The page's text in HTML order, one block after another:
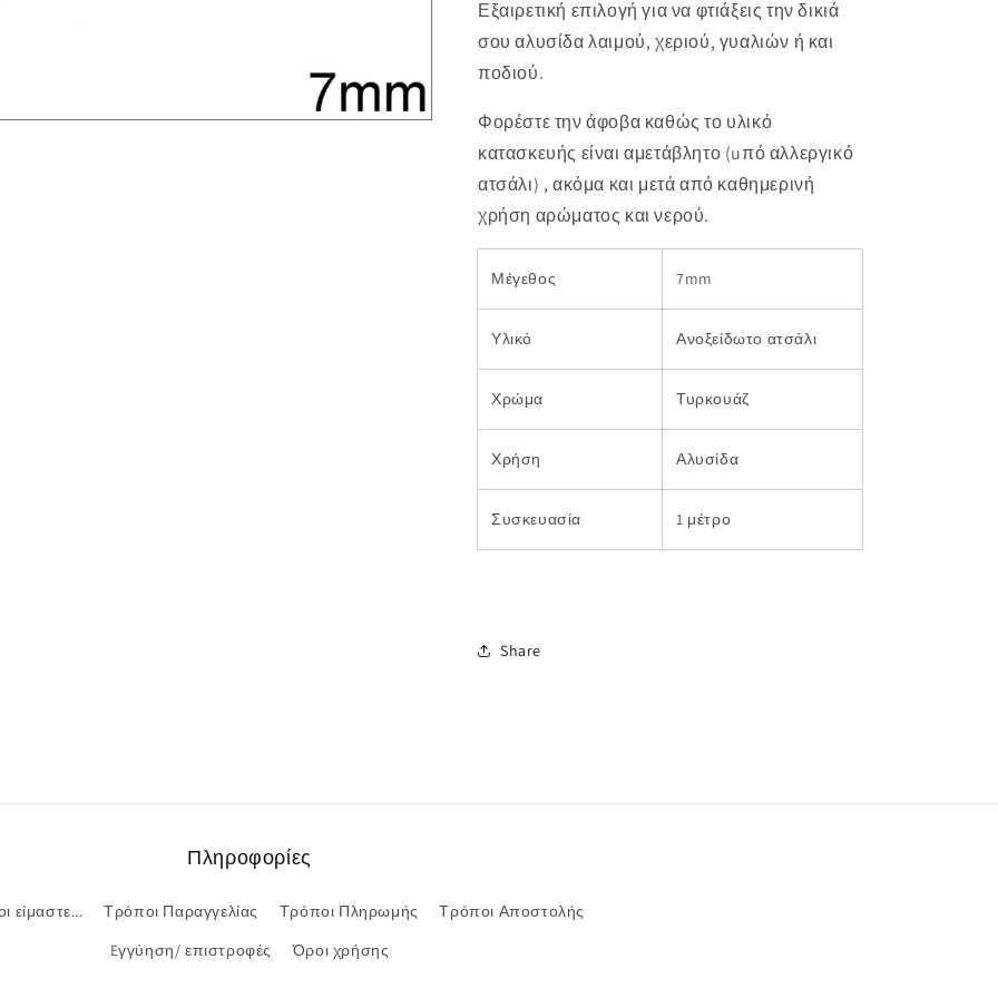
Εξαιρετική επιλογή για να φτιάξεις την δικιά
σου αλυσίδα λαιμού, χεριού, γυαλιών ή και
ποδιού.
Φορέστε την άφοβα καθώς το υλικό
κατασκευής είναι αμετάβλητο (uπό αλλεργικό
ατσάλι) , ακόμα και μετά από καθημερινή
χρήση αρώματος και νερού.
Μέγεθος 7mm
Υλικό Ανοξείδωτο ατσάλι
Χρώμα Τυρκουάζ
Χρήση Αλυσίδα
Συσκευασία 1 μέτρο
Share
Πληροφορίες
είμαστε... Τρόποι Παραγγελίας Τρόποι Πληρωμής
Τρόποι Αποστολής
Eγγύηση/ επιστροφές
Όροι χρήσης